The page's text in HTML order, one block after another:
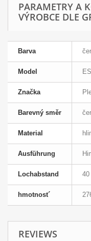
PARAMETRY A
VÝROBCE DLE
Barva
Model
Značka
Barevný směr
Material
Ausführung
Lochabstand 40
hmotnost´
REVIEWS